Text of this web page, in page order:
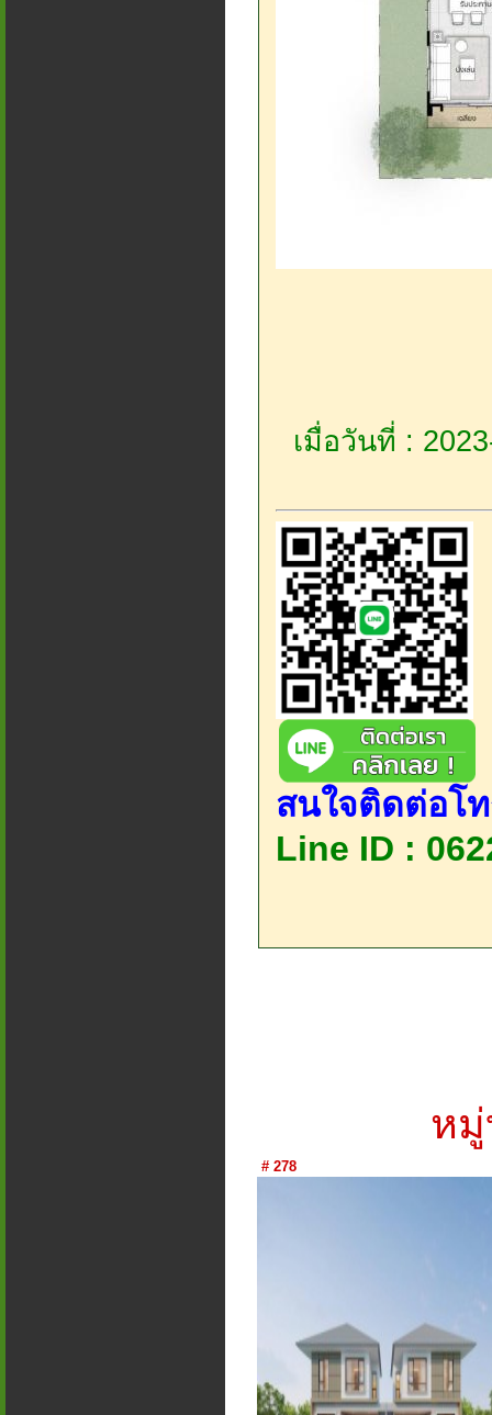
เมื่อวันที่ :
สนใจติดต่อโ
Line ID :
ห
# 278